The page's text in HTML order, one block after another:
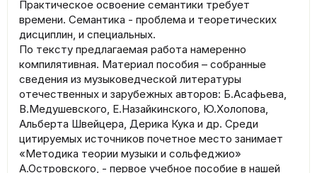
Практическое освоение семантики требует
времени. Семантика - проблема и теоретических
дисциплин, и специальных.
По тексту предлагаемая работа намеренно
компилятивная. Материал пособия – собранные
сведения из музыковедческой литературы
отечественных и зарубежных авторов: Б.Асафьева,
В.Медушевского, Е.Назайкинского, Ю.Холопова,
Альберта Швейцера, Дерика Кука и др. Среди
цитируемых источников почетное место занимает
«Методика теории музыки и сольфеджио»
А.Островского, - первое учебное пособие в нашей